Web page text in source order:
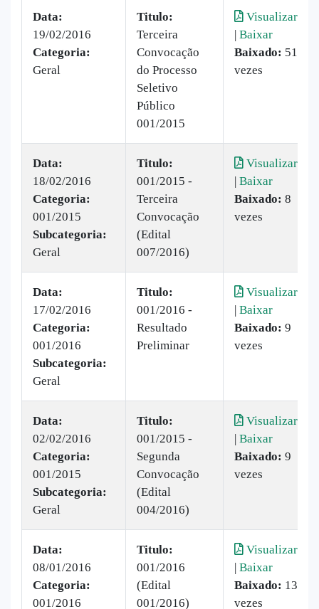
Data:
19/02/2016
Categoria:
Geral
Titulo:
Terceira
Convocação
do Processo
Seletivo
Público
001/2015
Visualizar
| Baixar
Baixado: 51
vezes
Data:
18/02/2016
Categoria:
001/2015
Subcategoria:
Geral
Titulo:
001/2015 -
Terceira
Convocação
(Edital
007/2016)
Visualizar
| Baixar
Baixado: 8
vezes
Data:
17/02/2016
Categoria:
001/2016
Subcategoria:
Geral
Titulo:
001/2016 -
Resultado
Preliminar
Visualizar
| Baixar
Baixado: 9
vezes
Data:
02/02/2016
Categoria:
001/2015
Subcategoria:
Geral
Titulo:
001/2015 -
Segunda
Convocação
(Edital
004/2016)
Visualizar
| Baixar
Baixado: 9
vezes
Data:
08/01/2016
Categoria:
001/2016
Titulo:
001/2016
(Edital
001/2016)
Visualizar
| Baixar
Baixado: 13
vezes